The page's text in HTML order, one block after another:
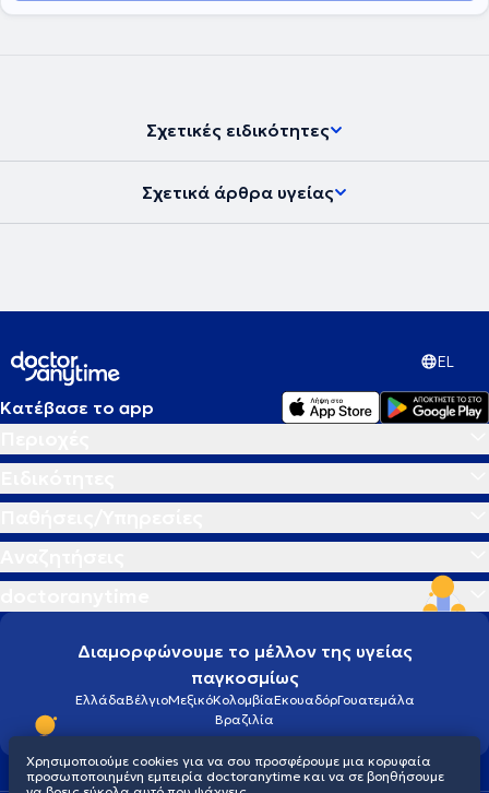
Σχετικές ειδικότητες
Σχετικά άρθρα υγείας
EL
Κατέβασε το app
Διαμορφώνουμε το μέλλον της υγείας
παγκοσμίως
ΕλλάδαΒέλγιοΜεξικόΚολομβίαΕκουαδόρΓουατεμάλα
Βραζιλία
Χρησιμοποιούμε cookies για να σου προσφέρουμε μια κορυφαία
προσωποποιημένη εμπειρία doctoranytime και να σε βοηθήσουμε